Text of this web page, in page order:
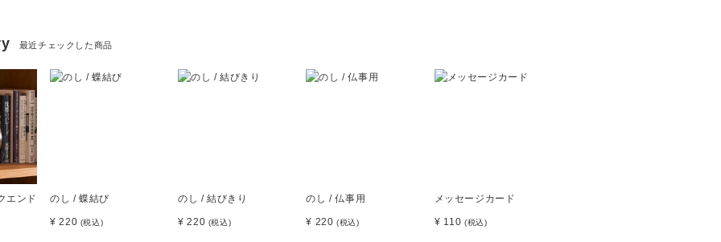
最近チェックした商品
エンド のし / 蝶結び
¥ 220 (税込)
のし / 結びきり
¥ 220 (税込)
のし / 仏事用
¥ 220(税込)
メッセージカード
¥ 110(税込)